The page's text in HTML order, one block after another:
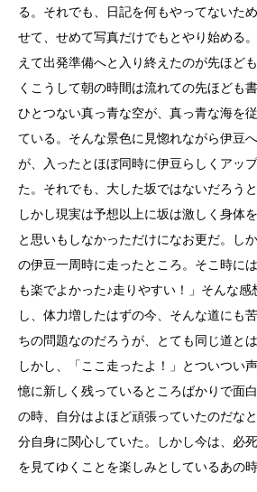
る。それでも、日記を何もやってないた
せて、せめて写真だけでもとやり始める
えて出発準備へと入り終えたのが先ほど
くこうして朝の時間は流れての先ほども
ひとつない真っ青な空が、真っ青な海を
ている。そんな景色に見惚れながら伊豆
が、入ったとほぼ同時に伊豆らしくアッ
た。それでも、大した坂ではないだろう
しかし現実は予想以上に坂は激しく身体
と思いもしなかっただけになお更だ。し
の伊豆一周時に走ったところ。そこ時に
も楽でよかった♪走りやすい！」そんな
し、体力増したはずの今、そんな道にも
ちの問題なのだろうが、とても同じ道と
しかし、「ここ走ったよ！」とついつい
憶に新しく残っているところばかりで面
の時、自分はよほど頑張っていたのだな
分自身に関心していた。しかし今は、必
を見てゆくことを楽しみとしているあの